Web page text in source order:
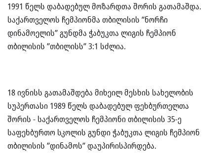
1991 წელს დაბადებულ მოზარდთა შორის გათამაშდა.
საქართველოს ჩემპიონმა თბილისის ”ნორჩი
დინამოელის” გუნდმა ჭაბუკთა ლიგის ჩემპიონ
თბილისის ”თბილისს” 3:1 სძლია.
18 ივნისს გათამაშდება მიხეილ მესხის სახელობის
სუპერთასი 1989 წელს დაბადებულ ფეხბურთელთა
შორის - საქართველოს ჩემპიონი თბილისის 35-ე
საფეხბურთო სკოლის გუნდი ჭაბუკთა ლიგის ჩემპიონ
თბილისის ”დინამოს” დაუპირისპირდება.